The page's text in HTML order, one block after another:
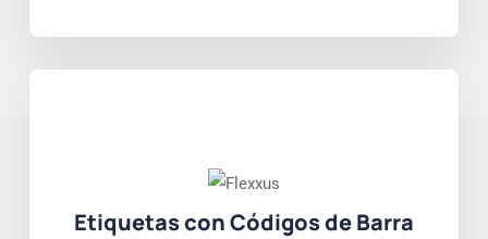
Etiquetas con Códigos de Barra